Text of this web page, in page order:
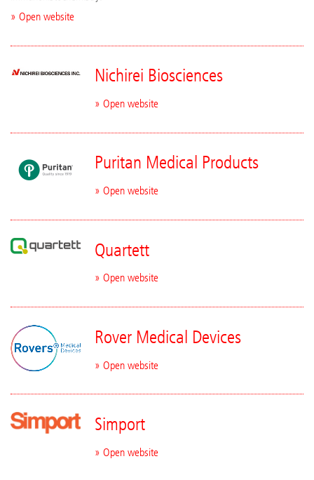
» Open website
Nichirei Biosciences
» Open website
Puritan Medical Products
» Open website
Quartett
» Open website
Rover Medical Devices
» Open website
Simport
» Open website